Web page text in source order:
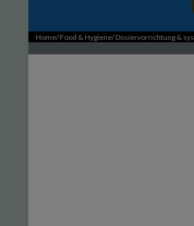
Home/Food & Hygiene/Dosiervorrichtung &